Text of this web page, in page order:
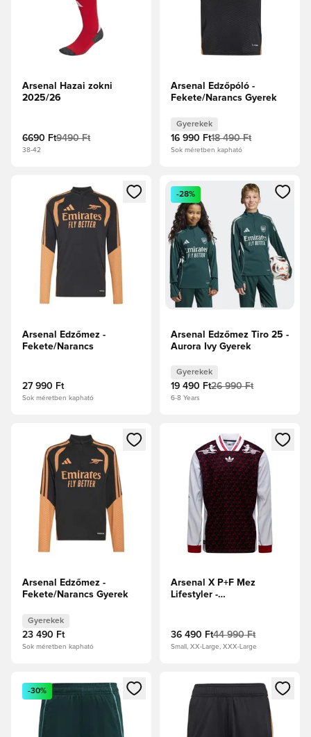
Arsenal Hazai zokni
2025/26
6690 Ft9490 Ft
38-42
Arsenal Edzőpóló -
Fekete/Narancs Gyerek
Gyerekek
16 990 Ft18 490 Ft
Sok méretben kapható
Megnyit egy modált a bejelentkezéshez vagy a tagként
Arsenal Edzőmez -
Fekete/Narancs
27 990 Ft
Sok méretben kapható
Megnyit egy modált a
-28%
Arsenal Edzőmez Tiro 25 -
Aurora Ivy Gyerek
Gyerekek
19 490 Ft26 990 Ft
6-8 Years
Megnyit egy modált a bejelentkezéshez vagy a tagként
Arsenal Edzőmez -
Fekete/Narancs Gyerek
Gyerekek
23 490 Ft
Sok méretben kapható
Megnyit egy modált a
Arsenal X P+F Mez
Lifestyler -
36 490 Ft44 990 Ft
Small, XX-Large, XXX-Large
Megnyit egy modált a bejelentkezéshez vagy a tagként
-30%
Megnyit egy modált a